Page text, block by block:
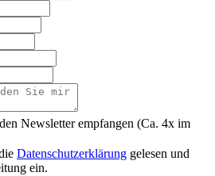
Newsletter empfangen (Ca. 4x im
Datenschutzerklärung gelesen und
ein.